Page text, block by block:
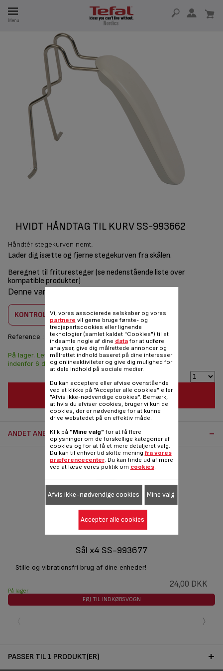
Menu
HVIDT HÅNDTAG TIL KURV SS-993662
Håndtér stegekurven nemt.
Lader dig isætte og fjerne stegekurven fra skålen.
Beregnet til frituresteger (se nedenstående liste over
kompatible produkter)
Denne vare er kombatilbel med
KONTROLLER KOMBABILITET
Reference : SS-993662
32,00 DKK
På lager. Leveringen
indenfor 6 dage.
FØJ TIL INDKØBSVOGN
ANDET ANBEFALET TILBEHØR:
Sål x4 SS-993677
Stille og vibrationsfri brug af dine enheder!
24,00 DKK
På lager
FØJ TIL INDKØBSVOGN
›
PASSER TIL 1 PRODUKT(ER)
Vi, vores associerede selskaber og vores
partnere vil gerne bruge første- og
tredjepartscookies eller lignende
teknologier (samlet kaldet "Cookies") til at
indsamle nogle af dine datafor at udføre
analyser, give dig målrettede annoncer og
målrettet indhold baseret på dine interesser
og onlineaktiviteter og give dig mulighed for
at dele indhold på sociale medier.
Du kan acceptere eller afvise ovenstående
ved at klikke på "Accepter alle cookies" eller
"Afvis ikke-nødvendige cookies". Bemærk,
at hvis du afviser cookies, bruger vi kun de
cookies, der er nødvendige for at kunne
drive webstedet på en effektiv måde.
Klik på "Mine valg" for at få flere
oplysninger om de forskellige kategorier af
cookies og for at få et mere detaljeret valg.
Du kan til enhver tid skifte mening fra vores
præferencecenter. Du kan finde ud af mere
ved at læse vores politik om cookies.
Afvis ikke-nødvendige cookies Mine valg
Accepter alle cookies